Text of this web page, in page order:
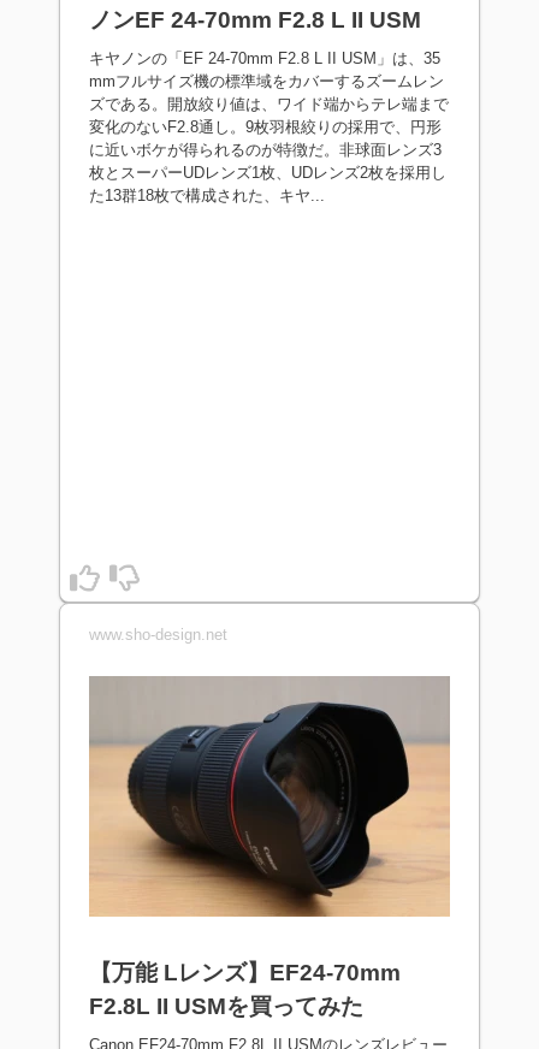
ノンEF 24-70mm F2.8 L II USM
キヤノンの「EF 24-70mm F2.8 L II USM」は、35
mmフルサイズ機の標準域をカバーするズームレン
ズである。開放絞り値は、ワイド端からテレ端まで
変化のないF2.8通し。9枚羽根絞りの採用で、円形
に近いボケが得られるのが特徴だ。非球面レンズ3
枚とスーパーUDレンズ1枚、UDレンズ2枚を採用し
た13群18枚で構成された、キヤ...
www.sho-design.net
【万能 Lレンズ】EF24-70mm
F2.8L II USMを買ってみた
Canon EF24-70mm F2.8L II USMのレンズレビュー